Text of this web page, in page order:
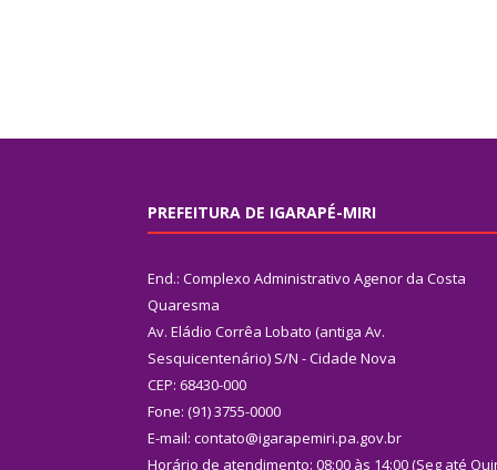
PREFEITURA DE IGARAPÉ-MIRI
End.: Complexo Administrativo Agenor da Costa
Quaresma
Av. Eládio Corrêa Lobato (antiga Av.
Sesquicentenário) S/N - Cidade Nova
CEP: 68430-000
Fone: (91) 3755-0000
E-mail: contato@igarapemiri.pa.gov.br
Horário de atendimento: 08:00 às 14:00 (Seg até